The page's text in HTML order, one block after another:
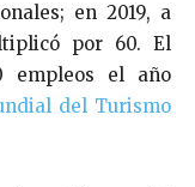
en 2019, a
por 60. El
empleos el año
del Turismo